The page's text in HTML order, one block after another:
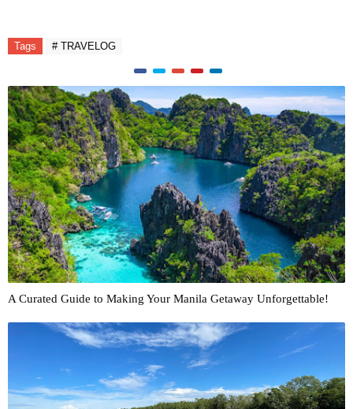
Tags # TRAVELOG
A Curated Guide to Making Your Manila Getaway Unforgettable!